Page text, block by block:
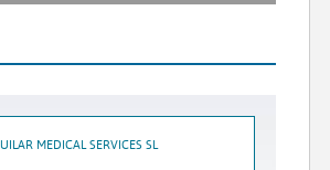
MEDICAL SERVICES SL